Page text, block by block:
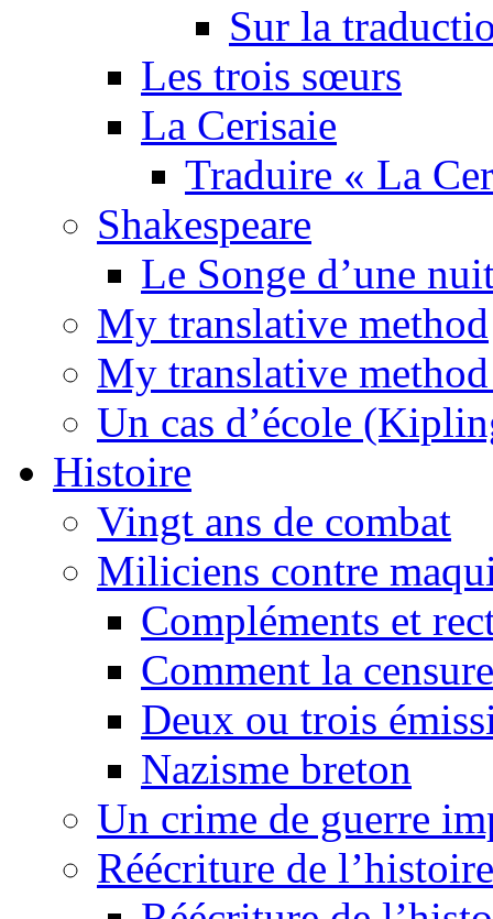
Sur la
Les trois sœurs
La Cerisaie
Traduire « La
Shakespeare
Le Songe d’une
My translative method
My translative
Un cas d’école
Histoire
Vingt ans de combat
Miliciens contre
Compléments et
Comment la
Deux ou trois
Nazisme breton
Un crime de guerre
Réécriture de